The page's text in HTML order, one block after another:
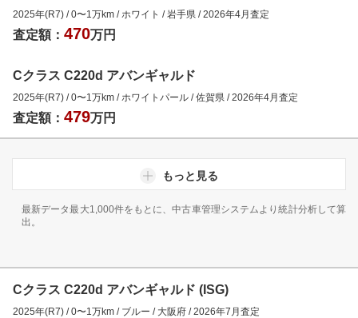
2025年(R7) /0〜1 万km / ホワイト /岩手県 /2026年4月査定
査定額： 470万円
Cクラス C220d アバンギャルド
2025年(R7) /0〜1 万km / ホワイトパール /佐賀県 /2026年4月査定
査定額： 479万円
もっと見る
最新データ最大1,000件をもとに、中古車管理システムより統計分析して算
出。
Cクラス C220d アバンギャルド (ISG)
2025年(R7) /0〜1 万km / ブルー / 大阪府 /2026年7月査定